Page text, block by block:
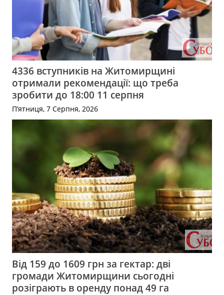
4336 вступників на Житомирщині
отримали рекомендації: що треба
зробити до 18:00 11 серпня
П’ятниця, 7 Серпня, 2026
Від 159 до 1609 грн за гектар: дві
громади Житомирщини сьогодні
розіграють в оренду понад 49 га